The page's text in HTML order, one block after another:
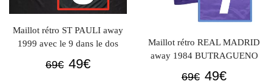
Maillot rétro ST PAULI away
1999 avec le 9 dans le dos
69€ Le
49€Le
Maillot rétro REAL MADRID
away 1984 BUTRAGUENO
69€ Le
49€Le